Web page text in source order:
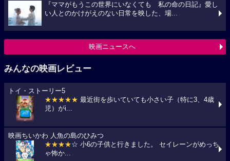
『ママがもうこの世界にいなくても 私の命の日記』愛し
い人とのかけがえのない日常を映した、場...
映画ニュースへ
みんなの映画レビュー
トイ・ストーリー5
★★★★★ 最近街を歩いていても小さい子（特に3、4歳
児）がi...
映画ちいかわ 人魚の島のひみつ
★★★★☆ 小6の子供と行きました。 セイレーンがめっち
ゃ怖か...